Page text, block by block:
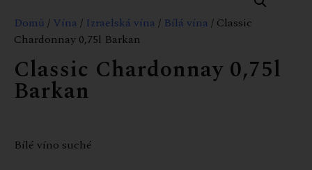
Domů / Vína / Izraelská vína / Bílá vína / Classic
Chardonnay 0,75l Barkan
Classic Chardonnay 0,75l
Barkan
Bílé víno suché